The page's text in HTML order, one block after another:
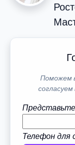
Поможем
Телефон для